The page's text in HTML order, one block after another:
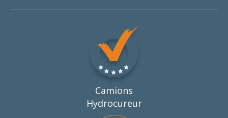
Camions
Hydrocureur